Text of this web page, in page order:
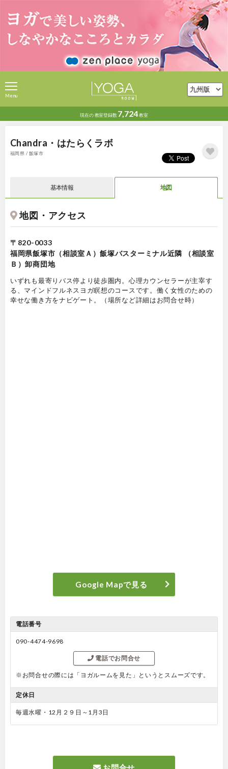
現在の教室登録数 7,724教室
Menu
Chandra・はたらくラボ
福岡県 / 飯塚市
基本情報 地図
地図・アクセス
〒820-0033
福岡県飯塚市（相談室Ａ）飯塚バスターミナル近隣 （相談室
Ｂ）卸商団地
いずれも最寄りバス停より徒歩圏内。心理カウンセラーが主宰す
る、マインドフルネスヨガ瞑想のコースです。働く女性のための
幸せな働き方をナビゲート。（場所など詳細はお問合せ時）
Google Mapで見る
電話番号
090-4474-9698
電話でお問合せ
※お問合せの際には「ヨガルームを見た」というとスムーズです。
定休日
毎週水曜・12月２９日～1月3日